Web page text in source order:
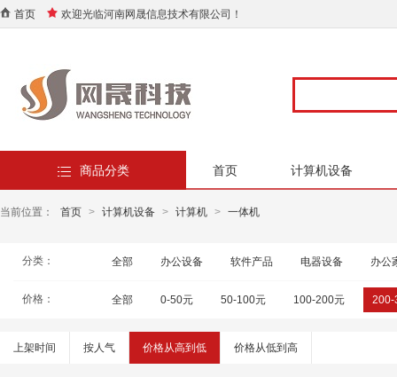
首页 欢迎光临河南网晟信息技术有限公司！
商品分类 首页 计算机设备
当前位置： 首页 > 计算机设备 > 计算机 > 一体机
分类： 全部 办公设备 软件产品 电器设备 办公
价格： 全部 0-50元 50-100元 100-200元 200-
上架时间 按人气 价格从高到低 价格从低到高